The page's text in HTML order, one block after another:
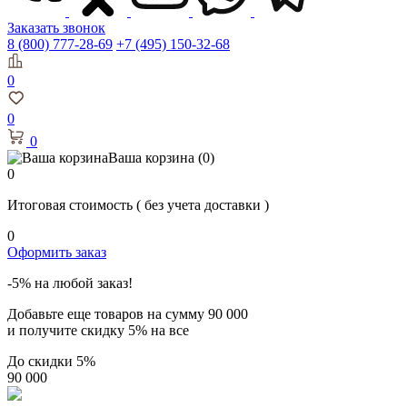
Заказать звонок
8 (800) 777-28-69 +7 (495) 150-32-68
0
0
0
Ваша корзина (0)
0
Итоговая стоимость ( без учета доставки )
0
Оформить заказ
-5% на любой заказ!
Добавьте еще товаров на сумму 90 000
и получите скидку 5% на все
До скидки 5%
90 000